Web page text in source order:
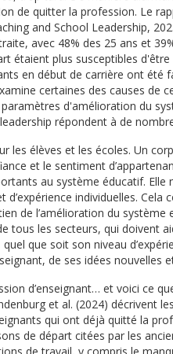
de quitter la profession. Le
and School Leadership,
avec 48% des 25 ans et
étaient plus susceptibles
en début de carrière ont
certaines des causes
d'amélioration du
répondent à de
les élèves et les écoles. Un
et le sentiment
au système éducatif.
individuelles.
de l’amélioration du
les secteurs, qui doivent
quel que soit son niveau
de ses idées nouvelles
d’enseignant… et voici ce
et al. (2024) décrivent
qui ont déjà quitté la
de départ citées par les
de travail, y compris le